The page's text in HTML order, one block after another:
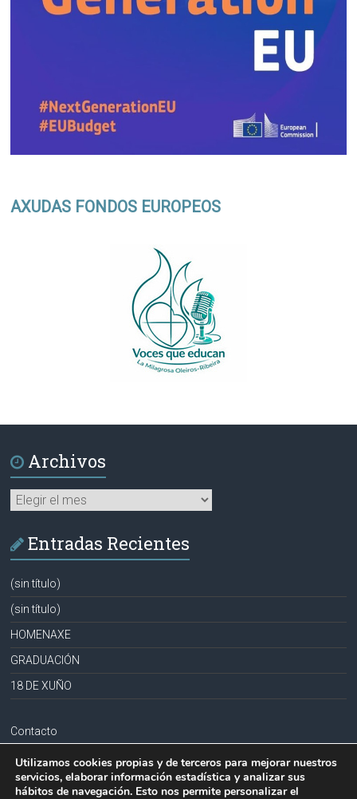
AXUDAS FONDOS EUROPEOS
Archivos
Archivos
Entradas Recientes
(sin título)
(sin título)
HOMENAXE
GRADUACIÓN
18 DE XUÑO
Contacto
Aviso legal
Política de privacidad
Utilizamos cookies propias y de terceros para mejorar nuestros
servicios, elaborar información estadística y analizar sus
hábitos de navegación. Esto nos permite personalizar el